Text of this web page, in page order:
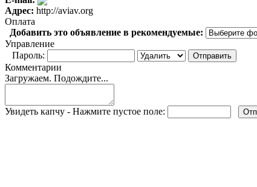
Адрес: http://aviav.org
Оплата
Добавить это объявление в рекомендуемые:
Управление
Пароль:
Комментарии
Загружаем. Подождите...
Увидеть капчу - Нажмите пустое поле: